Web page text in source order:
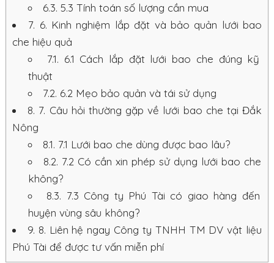
6.3. 5.3 Tính toán số lượng cần mua
7. 6. Kinh nghiệm lắp đặt và bảo quản lưới bao
che hiệu quả
7.1. 6.1 Cách lắp đặt lưới bao che đúng kỹ
thuật
7.2. 6.2 Mẹo bảo quản và tái sử dụng
8. 7. Câu hỏi thường gặp về lưới bao che tại Đắk
Nông
8.1. 7.1 Lưới bao che dùng được bao lâu?
8.2. 7.2 Có cần xin phép sử dụng lưới bao che
không?
8.3. 7.3 Công ty Phú Tài có giao hàng đến
huyện vùng sâu không?
9. 8. Liên hệ ngay Công ty TNHH TM DV vật liệu
Phú Tài để được tư vấn miễn phí